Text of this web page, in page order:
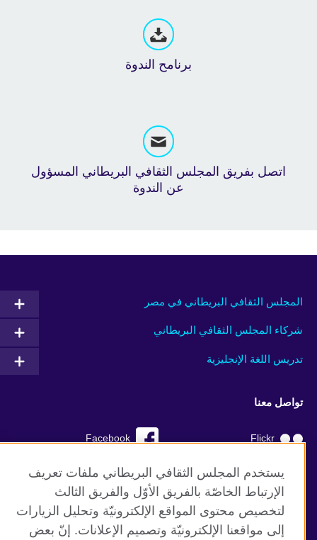
برنامح الندوة
اتصل بفريق المجلس الثقافي البريطاني المسؤول
عن الندوة
المجلس الثقافي البريطاني في مصر
شركاء المجلس الثقافي البريطاني
تدريس اللغة الإنجليزية
تواصل معنا
Facebook Flickr
YouTube RSS
TikTok
يستخدم المجلس الثقافي البريطاني ملفات تعريف
الإرتباط الخاصّة بالفريق الأوّل والفريق الثالث
لتخصيص محتوى المواقع الإلكترونيّة وتحليل الزيارات
إلى مواقعنا الإلكترونيّة وتصميم الإعلانات. إنّ بعض